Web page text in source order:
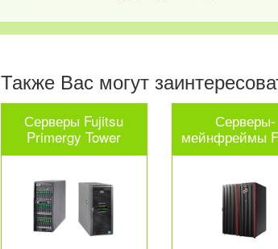
Также Вас могут
Серверы Fujitsu
Primergy Tower
Серверы-
мейнфреймы